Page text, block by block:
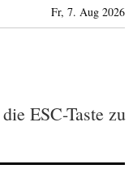
Fr, 7. Aug 2026
ESC-Taste zu